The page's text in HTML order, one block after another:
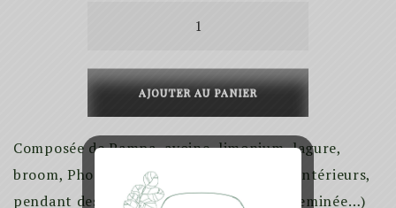
Phoebe
AJOUTER AU PANIER
Composée de Pampa, avoine, limonium, lagure,
broom, Phoebe ornera avec légèreté vos intérieurs,
pendant des années. (Sur un mur, une cheminée…)